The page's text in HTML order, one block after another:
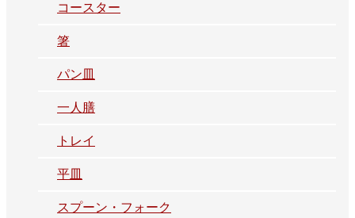
コースター
箸
パン皿
一人膳
トレイ
平皿
スプーン・フォーク